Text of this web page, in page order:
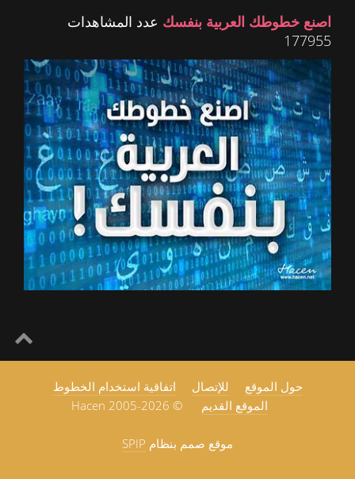
اصنع خطوطك العربية بنفسك عدد المشاهدات
177955
حول الموقع للإتصال
اتفاقية استخدام الخطوط
الموقع القديم
© 2005-2026 Hacen
موقع صمم بنظام SPIP